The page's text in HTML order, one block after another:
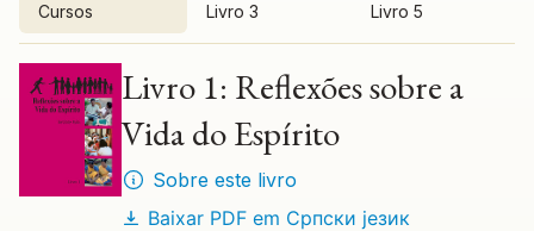
Cursos
Livro 3
Livro 5
Livro 1: Reflexões sobre a
Vida do Espírito
Sobre este livro
Baixar PDF em Cрпски језик